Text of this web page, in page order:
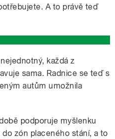
A to právě teď
každá z
sama. Radnice se teď s
autům umožnila
podporuje myšlenku
zón placeného stání, a to